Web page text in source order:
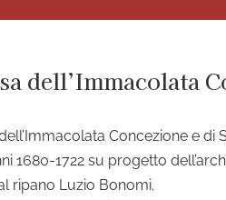
dell’Immacolata
Concezione e
1680-1722 su progetto
ripano Luzio Bonomi.